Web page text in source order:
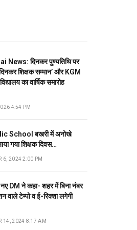
News: दिनकर पुण्यतिथि पर
दिनकर शिक्षक सम्मान’ और KGM
का वार्षिक समारोह
4:54 PM
School बखरी में अनोखे
गया शिक्षक दिवस…
6, 2024 2:00 PM
DM ने कहा- शहर में बिना नंबर
वाले टेम्पो व ई-रिक्शा लगेगी
14, 2024 8:17 AM